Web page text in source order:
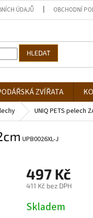
ÚDAJŮ OBCHODNÍ
HLEDAT
ZVÍŘATA
UNIQ PETS pelech
UPB0026XL-J
497 Kč
411 Kč bez DPH
cena:
Skladem